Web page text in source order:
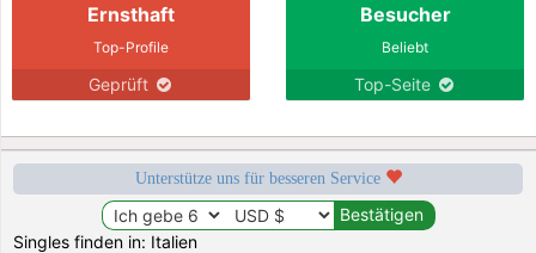
Ernsthaft
Top-Profile
Geprüft
Besucher
Beliebt
Top-Seite
Unterstütze uns für besseren Service
Singles finden in: Italien